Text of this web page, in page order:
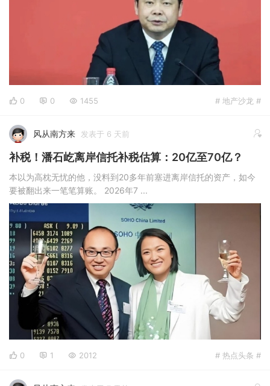
0 0 1455 # 地产沙龙 #
风从南方来 发表于 6 天前
补税！潘石屹离岸信托补税估算：20亿至70亿？
本以为高枕无忧的他，没料到20多年前塞进离岸信托的资产，如今
要被翻出来一笔笔算账。 2026年7 ...
0 1 2012 # 热点头条 #